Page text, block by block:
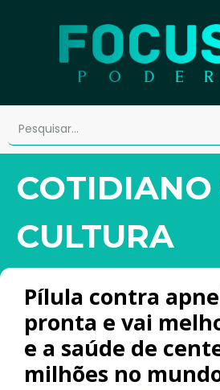
COTIDIANO
CULTURA
Pílula contra
pronta e vai
e a saúde de
milhões no